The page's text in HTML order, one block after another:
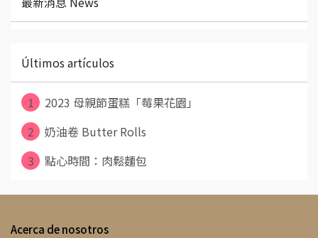
Últimos artículos
1
2023 母親節蛋糕「莓果花園」
2
奶油卷 Butter Rolls
3
點心時間：肉鬆麵包
Acerca de nosotros